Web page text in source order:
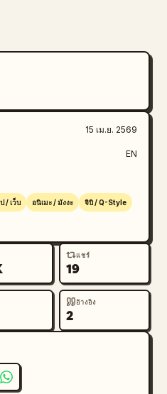
"Gallery",
ชีพจนน่าตกใจเลยล่ะ!"
วามละเอียด 4K",
วและแสงเงาดูสมจริงมาก!"
15 เม.ย. 2569
EN
/ เว็บ อนิเมะ / มังงะ จิบิ / Q-Style
แชร์
19
อ้างอิง
2